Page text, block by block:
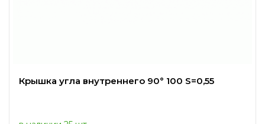
Крышка угла внутреннего 90° 100 S=0,55